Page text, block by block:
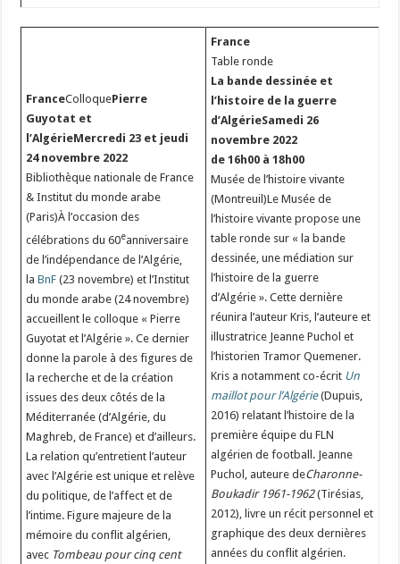
FranceColloquePierre
Guyotat et
l’AlgérieMercredi 23 et jeudi
24 novembre 2022
Bibliothèque nationale de France
& Institut du monde arabe
(Paris)À l’occasion des
célébrations du 60eanniversaire
de l’indépendance de l’Algérie,
laBnF (23 novembre) et l’Institut
du monde arabe (24 novembre)
accueillent le colloque « Pierre
Guyotat et l’Algérie ». Ce dernier
donne la parole à des figures de
la recherche et de la création
issues des deux côtés de la
Méditerranée (d’Algérie, du
Maghreb, de France) et d’ailleurs.
La relation qu’entretient l’auteur
avec l’Algérie est unique et relève
du politique, de l’affect et de
l’intime. Figure majeure de la
mémoire du conflit algérien,
avec Tombeau pour cinq cent
France
Table ronde
La bande dessinée et
l’histoire de la guerre
d’AlgérieSamedi 26
novembre 2022
de 16h00 à 18h00
Musée de l’histoire vivante
(Montreuil)Le Musée de
l’histoire vivante propose une
table ronde sur « la bande
dessinée, une médiation sur
l’histoire de la guerre
d’Algérie ». Cette dernière
réunira l’auteur Kris, l’auteure et
illustratrice Jeanne Puchol et
l’historien Tramor Quemener.
Kris a notamment co-écrit Un
maillot pour l’Algérie(Dupuis,
2016) relatant l’histoire de la
première équipe du FLN
algérien de football. Jeanne
Puchol, auteure deCharonne-
Boukadir 1961-1962(Tirésias,
2012), livre un récit personnel et
graphique des deux dernières
années du conflit algérien.